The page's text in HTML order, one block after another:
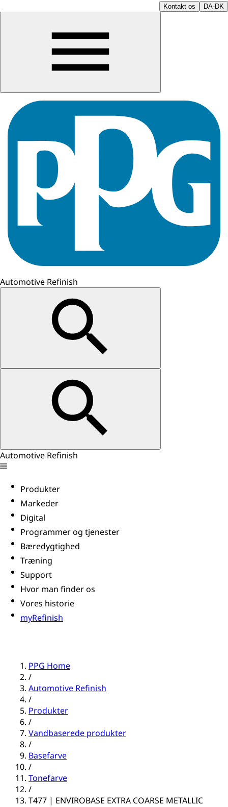
Kontakt os DA-DK
Automotive Refinish
Automotive Refinish
Produkter
Markeder
Digital
Programmer og tjenester
Bæredygtighed
Træning
Support
Hvor man finder os
Vores historie
myRefinish
PPG Home
/
Automotive Refinish
/
Produkter
/
Vandbaserede produkter
/
Basefarve
/
Tonefarve
/
T477 | ENVIROBASE EXTRA COARSE METALLIC